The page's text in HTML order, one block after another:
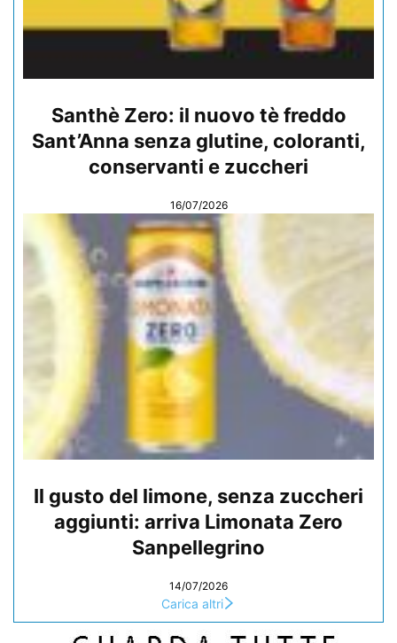
Santhè Zero: il nuovo tè freddo
Sant’Anna senza glutine, coloranti,
conservanti e zuccheri
16/07/2026
Il gusto del limone, senza zuccheri
aggiunti: arriva Limonata Zero
Sanpellegrino
14/07/2026
Carica altri